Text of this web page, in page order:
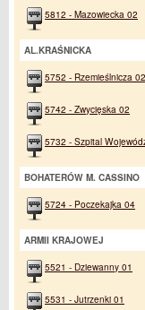
5812 - Mazowiecka 02
AL.KRAŚNICKA
5752 - Rzemieślnicza 02
5742 - Zwycięska 02
5732 - Szpital
BOHATERÓW M. CASSINO
5724 - Poczekajka 04
ARMII KRAJOWEJ
5521 - Dziewanny 01
5531 - Jutrzenki 01